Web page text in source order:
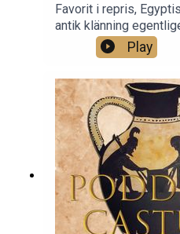
Favorit i repris,
antik klänning
kalsonger behöver
Det ska vi svara på i
ikonografi till
blomsterkragar,
om hur folk klädde sig
Det här är tredje
Play